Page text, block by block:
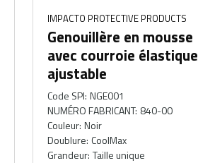
IMPACTO PROTECTIVE PRODUCTS
Genouillère en mousse
avec courroie élastique
ajustable
Code SPI: NGE001
NUMÉRO FABRICANT: 840-00
Couleur: Noir
Doublure: CoolMax
Grandeur: Taille unique